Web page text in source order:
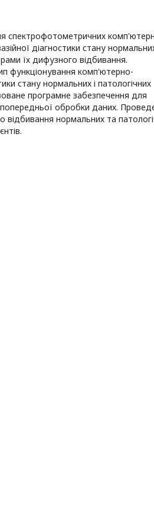
спектрофотометричних
діагностики стану
їх дифузного відбивання.
функціонування комп'ютерно-
стану нормальних і патологічних
програмне забезпечення для
обробки даних.
відбивання нормальних та